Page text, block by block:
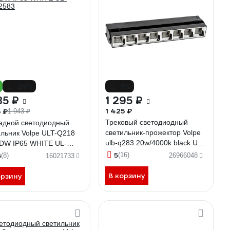
₽
₽1 943 ₽
светодиодный
Volpe ULT-Q218
IP65 WHITE UL-
(8) 16021733
1 295 ₽
1 425 ₽
Трековый светодиодный
светильник-прожектор Volpe
ulb-q283 20w/4000k black UL-
00010126
5(16) 26966048
В корзину